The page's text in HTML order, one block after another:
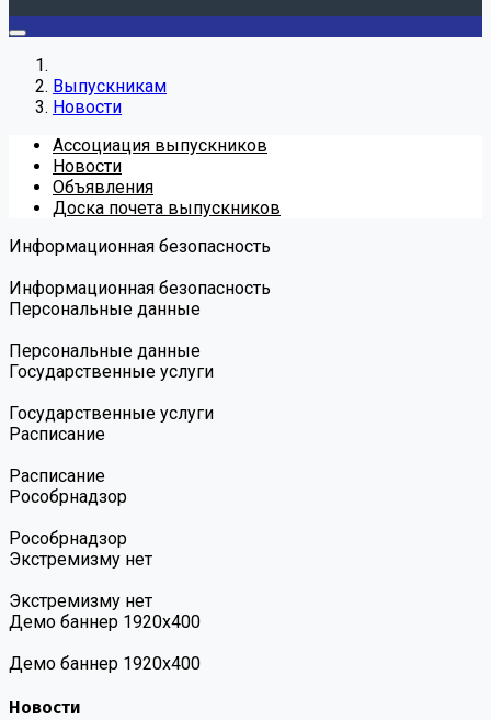
Выпускникам
Новости
Ассоциация выпускников
Новости
Объявления
Доска почета выпускников
Информационная безопасность
Информационная безопасность
Персональные данные
Персональные данные
Государственные услуги
Государственные услуги
Расписание
Расписание
Роcобрнадзор
Роcобрнадзор
Экстремизму нет
Экстремизму нет
Демо баннер 1920х400
Демо баннер 1920х400
Новости